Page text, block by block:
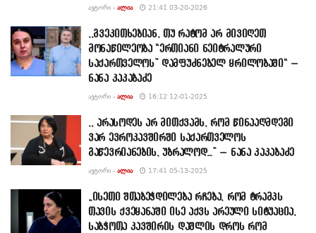
ᲐᲕᲢᲝᲠᲘ - ᲐᲚᲘᲐ 21:41 03-20-2026
,,გვეკითხებიან, თუ რატომ არ მივიღეთ
მონაწილეობა “ერთიანი ნეიტრალური
საქართველოს” დამფუძნებელ ყრილობაში“ –
ნანა კაკაბაძე
ᲐᲕᲢᲝᲠᲘ - ᲐᲚᲘᲐ 16:12 12-01-2025
,, არასოდეს არ მითქვამს, რომ წინააღმდეგი
ვარ ევროკავშირში საქართველოს
გაწევრიანების, უბრალოდ…” – ნანა კაკაბაძე
ᲐᲕᲢᲝᲠᲘ - ᲐᲚᲘᲐ 17:41 05-13-2025
„ისეთი შთაბეჭდილება რჩება, რომ ტრამპს
თავის ქვეყანაში ისე აქვს არეული სიტუაცია,
საბჭოთა კავშირის დაშლის დროს რომ